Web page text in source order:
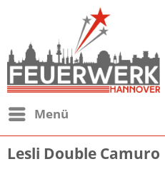
Menü
Lesli Double Camuro